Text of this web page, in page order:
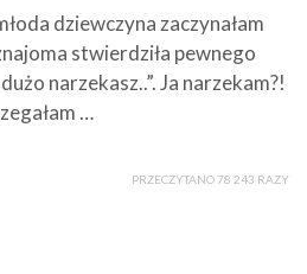
dziewczyna zaczynałam
stwierdziła pewnego
narzekasz..”. Ja narzekam?!
…
PRZECZYTANO 78 243 RAZY